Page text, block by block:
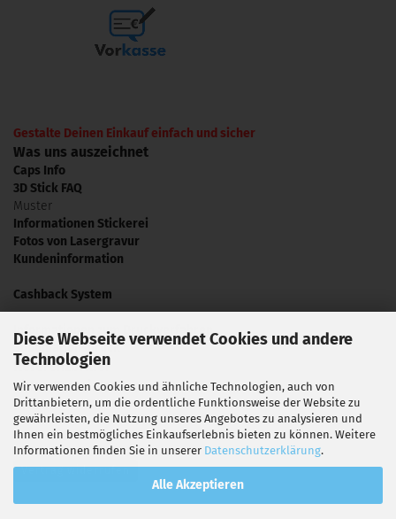
Diese Webseite verwendet Cookies und andere
Technologien
Wir verwenden Cookies und ähnliche Technologien, auch von
Drittanbietern, um die ordentliche Funktionsweise der Website zu
gewährleisten, die Nutzung unseres Angebotes zu analysieren und
Ihnen ein bestmögliches Einkaufserlebnis bieten zu können. Weitere
Informationen finden Sie in unserer Datenschutzerklärung.
Alle Akzeptieren
Gestalte Deinen Einkauf einfach und sicher
Was uns auszeichnet
Caps Info
3D Stick FAQ
Muster
Informationen Stickerei
Fotos von Lasergravur
Kundeninformation
Cashback System
Informationen zum Druckverfahren
Sublimationsdruck
Referenzbilder
Video Tutorials
Presse
Vertrag widerrufen